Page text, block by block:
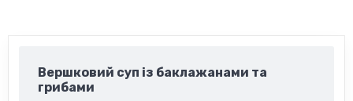
Вершковий суп із баклажанами та
грибами